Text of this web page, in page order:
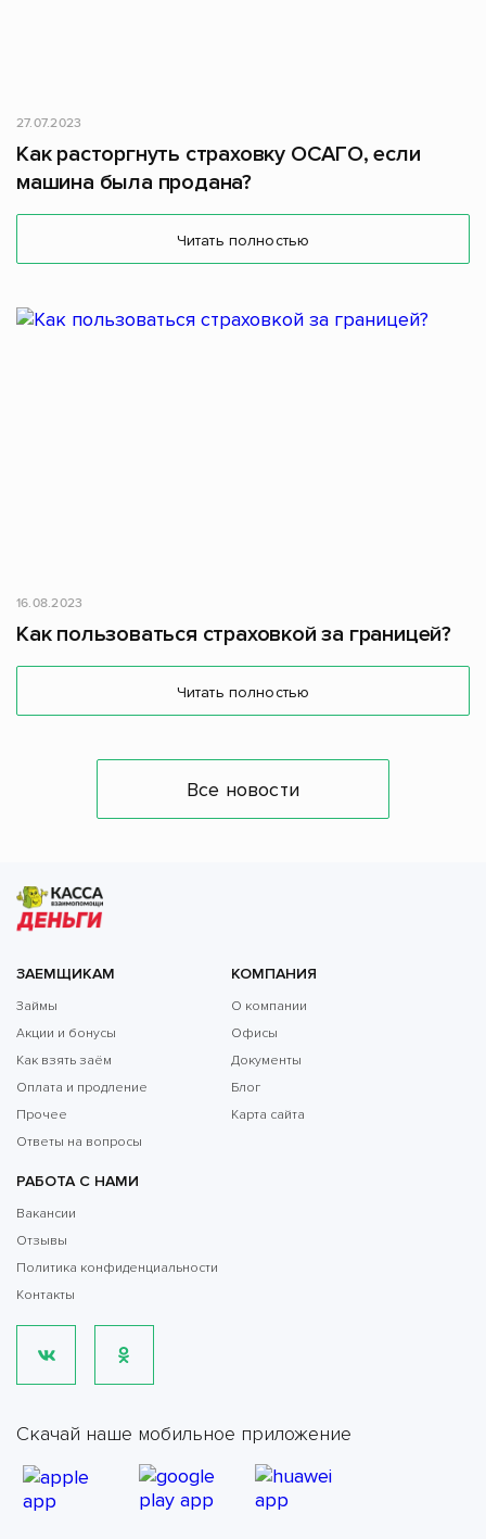
27.07.2023
Как расторгнуть страховку ОСАГО, если
машина была продана?
Читать полностью
16.08.2023
Как пользоваться страховкой за границей?
Читать полностью
Все новости
ЗАЕМЩИКАМ
Займы
Акции и бонусы
Как взять заём
Оплата и продление
Прочее
Ответы на вопросы
КОМПАНИЯ
О компании
Офисы
Документы
Блог
Карта сайта
РАБОТА С НАМИ
Вакансии
Отзывы
Политика конфиденциальности
Контакты
Скачай наше мобильное приложение